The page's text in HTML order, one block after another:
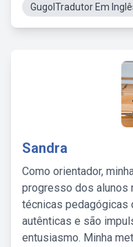
GugolTradutor Em
Sandra
Como orientador,
progresso dos alunos
técnicas pedagógicas
autênticas e são
entusiasmo. Minha